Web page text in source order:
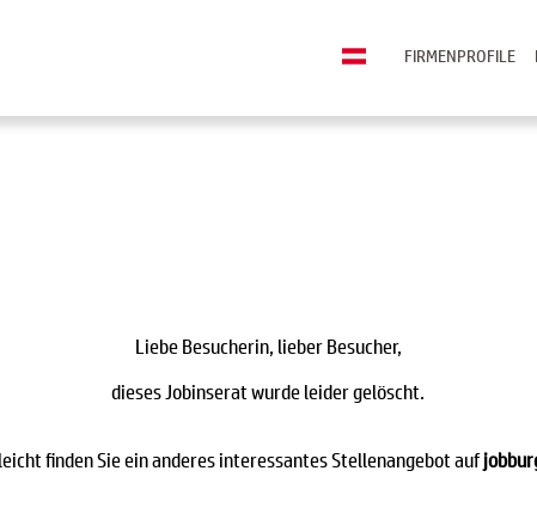
FIRMENPROFILE
Liebe Besucherin, lieber Besucher,
dieses Jobinserat wurde leider gelöscht.
finden Sie ein anderes interessantes Stellenangebot auf